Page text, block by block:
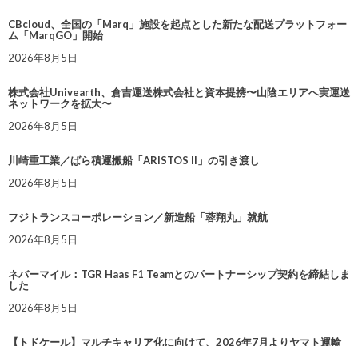
CBcloud、全国の「Marq」施設を起点とした新たな配送プラットフォー
ム「MarqGO」開始
2026年8月5日
株式会社Univearth、倉吉運送株式会社と資本提携〜山陰エリアへ実運送
ネットワークを拡大〜
2026年8月5日
川崎重工業／ばら積運搬船「ARISTOS II」の引き渡し
2026年8月5日
フジトランスコーポレーション／新造船「蓉翔丸」就航
2026年8月5日
ネバーマイル：TGR Haas F1 Teamとのパートナーシップ契約を締結しま
した
2026年8月5日
【トドケール】マルチキャリア化に向けて、2026年7月よりヤマト運輸